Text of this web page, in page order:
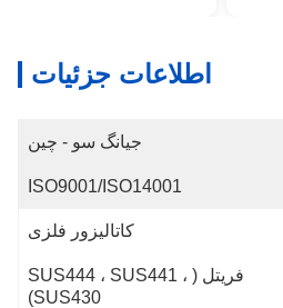
اطلاعات جزئیات
جیانگ سو - چین
ISO9001/ISO14001
کاتالیزور فلزی
فریتل (SUS444 ، SUS441 ،
SUS430)